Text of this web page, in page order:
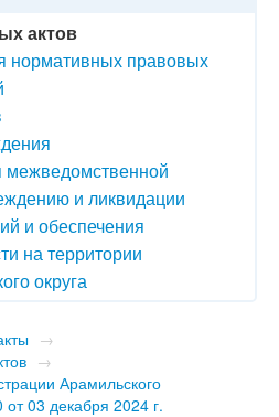
актов
нормативных правовых
межведомственной
и ликвидации
и обеспечения
на территории
округа
→
→
Арамильского
от 03 декабря 2024 г.